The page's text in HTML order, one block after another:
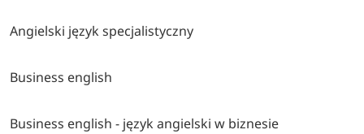
Angielski język specjalistyczny
Business english
Business english - język angielski w biznesie